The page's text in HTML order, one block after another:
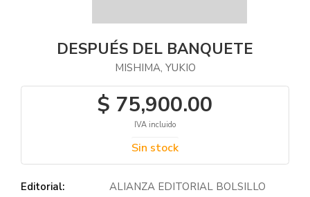
DESPUÉS DEL BANQUETE
MISHIMA, YUKIO
$ 75,900.00
IVA incluido
Sin stock
Editorial:
ALIANZA EDITORIAL BOLSILLO